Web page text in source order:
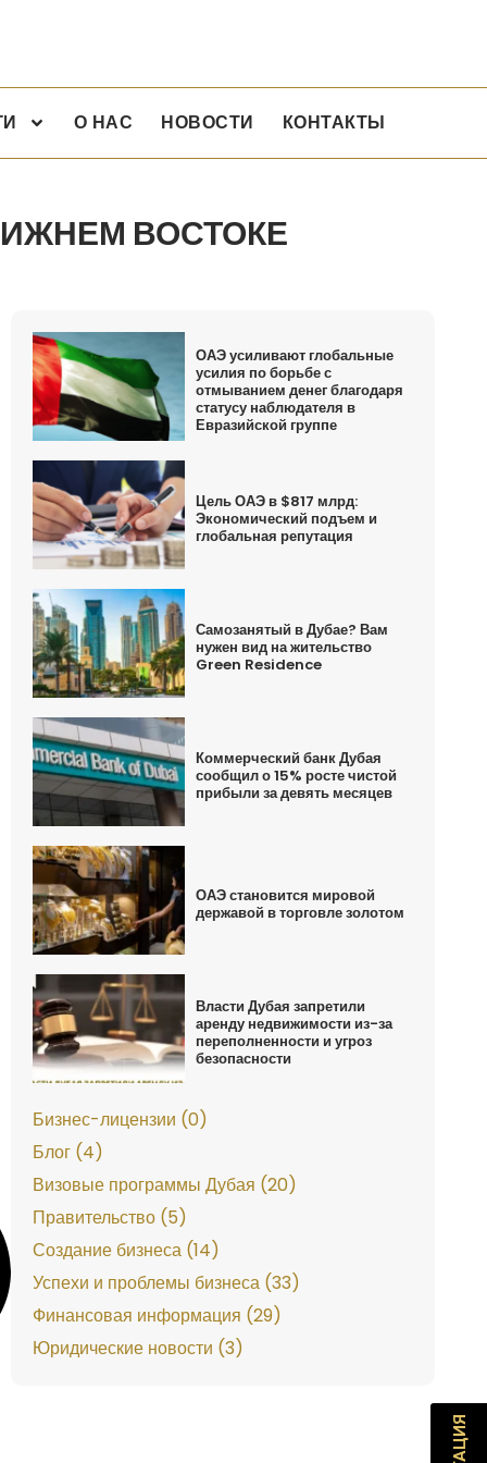
О НАС НОВОСТИ КОНТАКТЫ
ВОСТОКЕ
ОАЭ усиливают глобальные
усилия по борьбе с
отмыванием денег благодаря
статусу наблюдателя в
Евразийской группе
Цель ОАЭ в $817 млрд:
Экономический подъем и
глобальная репутация
Самозанятый в Дубае? Вам
нужен вид на жительство
Green Residence
Коммерческий банк Дубая
сообщил о 15% росте чистой
прибыли за девять месяцев
ОАЭ становится мировой
державой в торговле золотом
Власти Дубая запретили
аренду недвижимости из-за
переполненности и угроз
безопасности
Бизнес-лицензии (0)
Блог (4)
Визовые программы Дубая (20)
Правительство (5)
Создание бизнеса (14)
Успехи и проблемы бизнеса (33)
Финансовая информация (29)
Юридические новости (3)